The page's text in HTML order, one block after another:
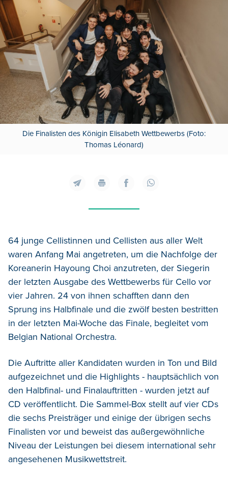
Die Finalisten des Königin Elisabeth Wettbewerbs (Foto:
Thomas Léonard)
64 junge Cellistinnen und Cellisten aus aller Welt
waren Anfang Mai angetreten, um die Nachfolge der
Koreanerin Hayoung Choi anzutreten, der Siegerin
der letzten Ausgabe des Wettbewerbs für Cello vor
vier Jahren. 24 von ihnen schafften dann den
Sprung ins Halbfinale und die zwölf besten bestritten
in der letzten Mai-Woche das Finale, begleitet vom
Belgian National Orchestra.
Die Auftritte aller Kandidaten wurden in Ton und Bild
aufgezeichnet und die Highlights - hauptsächlich von
den Halbfinal- und Finalauftritten - wurden jetzt auf
CD veröffentlicht. Die Sammel-Box stellt auf vier CDs
die sechs Preisträger und einige der übrigen sechs
Finalisten vor und beweist das außergewöhnliche
Niveau der Leistungen bei diesem international sehr
angesehenen Musikwettstreit.